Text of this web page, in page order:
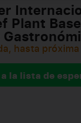
Plant
hasta
la lista de